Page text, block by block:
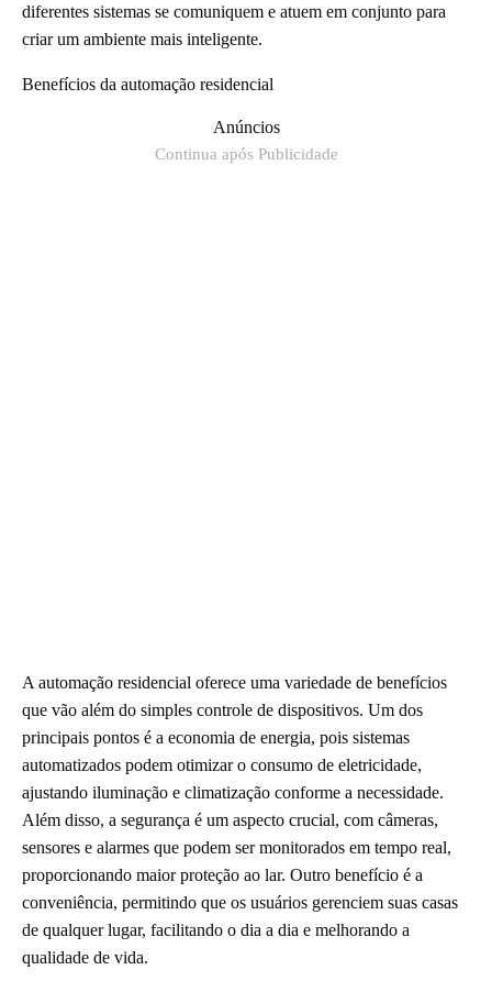
diferentes sistemas se comuniquem e atuem em conjunto para
criar um ambiente mais inteligente.
Benefícios da automação residencial
Anúncios
Continua após Publicidade
A automação residencial oferece uma variedade de benefícios
que vão além do simples controle de dispositivos. Um dos
principais pontos é a economia de energia, pois sistemas
automatizados podem otimizar o consumo de eletricidade,
ajustando iluminação e climatização conforme a necessidade.
Além disso, a segurança é um aspecto crucial, com câmeras,
sensores e alarmes que podem ser monitorados em tempo real,
proporcionando maior proteção ao lar. Outro benefício é a
conveniência, permitindo que os usuários gerenciem suas casas
de qualquer lugar, facilitando o dia a dia e melhorando a
qualidade de vida.